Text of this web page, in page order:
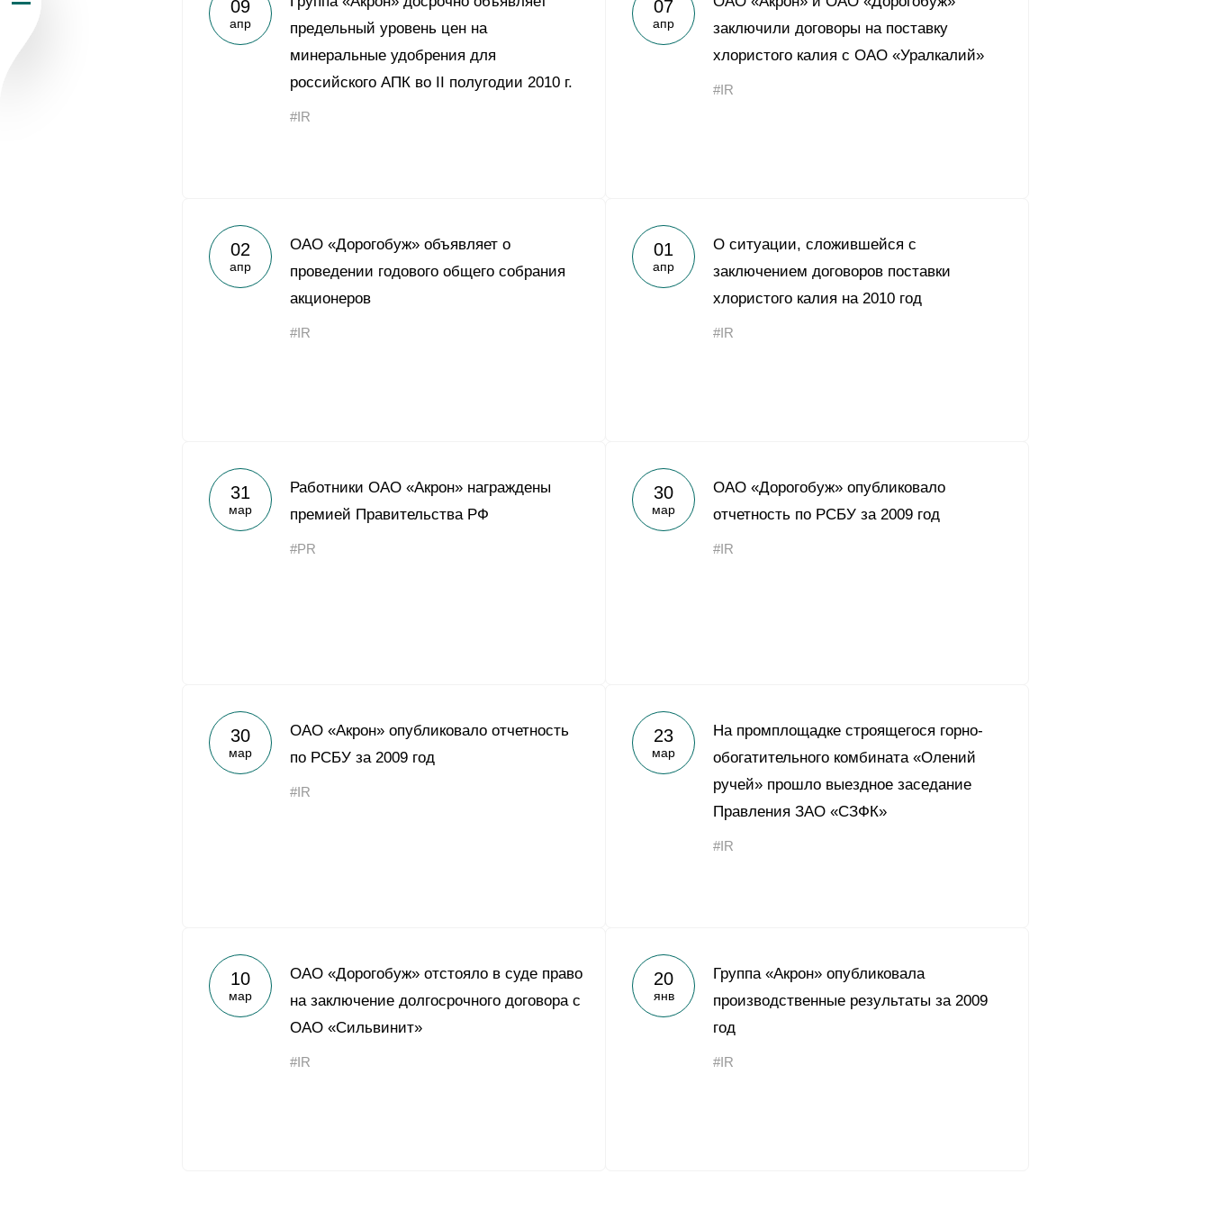
Yong Sheng Feng
Acron Argentina S.R.L
Acron Brasil Ltda.
Пресс-центр
Карьера
09
апр
предельный уровень цен на
минеральные удобрения для
российского АПК во II полугодии 2010 г.
#IR
07
апр
заключили договоры на поставку
хлористого калия с ОАО «Уралкалий»
#IR
02
апр
ОАО «Дорогобуж» объявляет о
проведении годового общего собрания
акционеров
#IR
01
апр
О ситуации, сложившейся с
заключением договоров поставки
хлористого калия на 2010 год
#IR
31
мар
Работники ОАО «Акрон» награждены
премией Правительства РФ
#PR
30
мар
ОАО «Дорогобуж» опубликовало
отчетность по РСБУ за 2009 год
#IR
30
мар
ОАО «Акрон» опубликовало отчетность
по РСБУ за 2009 год
#IR
23
мар
На промплощадке строящегося горно-
обогатительного комбината «Олений
ручей» прошло выездное заседание
Правления ЗАО «СЗФК»
#IR
10
мар
ОАО «Дорогобуж» отстояло в суде право
на заключение долгосрочного договора с
ОАО «Сильвинит»
#IR
20
янв
Группа «Акрон» опубликовала
производственные результаты за 2009
год
#IR